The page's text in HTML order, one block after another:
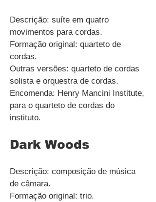
Descrição: suíte em quatro
movimentos para cordas.
Formação original: quarteto de
cordas.
Outras versões: quarteto de cordas
solista e orquestra de cordas.
Encomenda: Henry Mancini Institute,
para o quarteto de cordas do
instituto.
Dark Woods
Descrição: composição de música
de câmara.
Formação original: trio.